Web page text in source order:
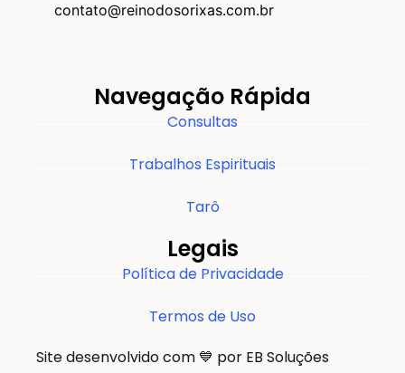
contato@reinodosorixas.com.br
Navegação Rápida
Consultas
Trabalhos Espirituais
Tarô
Legais
Política de Privacidade
Termos de Uso
Site desenvolvido com 💙 por EB Soluções